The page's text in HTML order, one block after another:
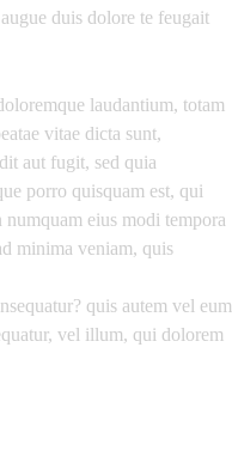
duis dolore te feugait
laudantium, totam
vitae dicta sunt,
aut fugit, sed quia
porro quisquam est, qui
eius modi tempora
minima veniam, quis
quis autem vel eum
vel illum, qui dolorem